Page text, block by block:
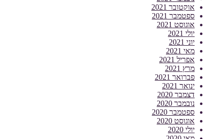
אוקטובר 2021
ספטמבר 2021
אוגוסט 2021
יולי 2021
יוני 2021
מאי 2021
אפריל 2021
מרץ 2021
פברואר 2021
ינואר 2021
דצמבר 2020
נובמבר 2020
ספטמבר 2020
אוגוסט 2020
יולי 2020